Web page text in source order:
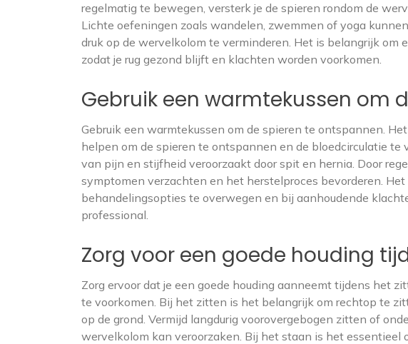
regelmatig te bewegen, versterk je de spieren rondom de
Lichte oefeningen zoals wandelen, zwemmen of yoga
druk op de wervelkolom te verminderen. Het is belangrijk
zodat je rug gezond blijft en klachten worden voorkomen.
Gebruik een warmtekussen om
Gebruik een warmtekussen om de spieren te ontspannen.
helpen om de spieren te ontspannen en de bloedcirculatie
van pijn en stijfheid veroorzaakt door spit en hernia. Door
symptomen verzachten en het herstelproces bevorderen.
behandelingsopties te overwegen en bij aanhoudende
professional.
Zorg voor een goede houding
Zorg ervoor dat je een goede houding aanneemt tijdens het
te voorkomen. Bij het zitten is het belangrijk om rechtop te
op de grond. Vermijd langdurig voorovergebogen zitten of
wervelkolom kan veroorzaken. Bij het staan is het